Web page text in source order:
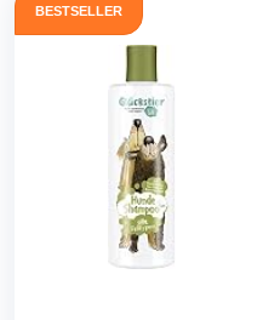
BESTSELLER